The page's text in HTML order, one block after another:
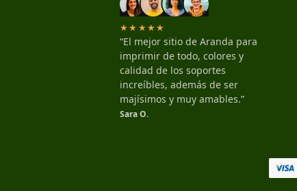
★★★★★
“El mejor sitio de Aranda para
imprimir de todo, colores y
calidad de los soportes
increíbles, además de ser
majísimos y muy amables.”
Sara O.